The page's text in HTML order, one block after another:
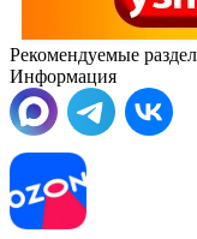
Рекомендуемые
Информация